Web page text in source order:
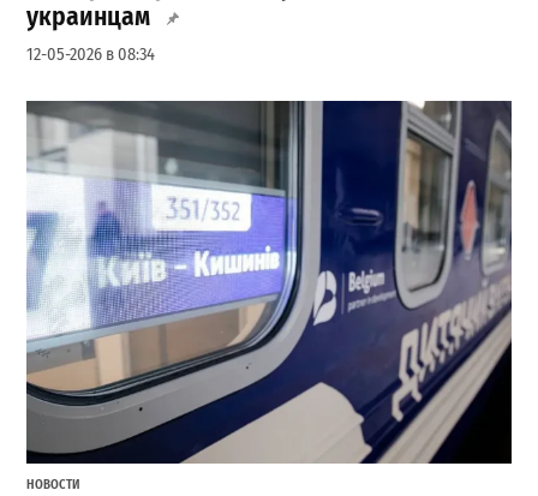
украинцам
12-05-2026 в 08:34
НОВОСТИ